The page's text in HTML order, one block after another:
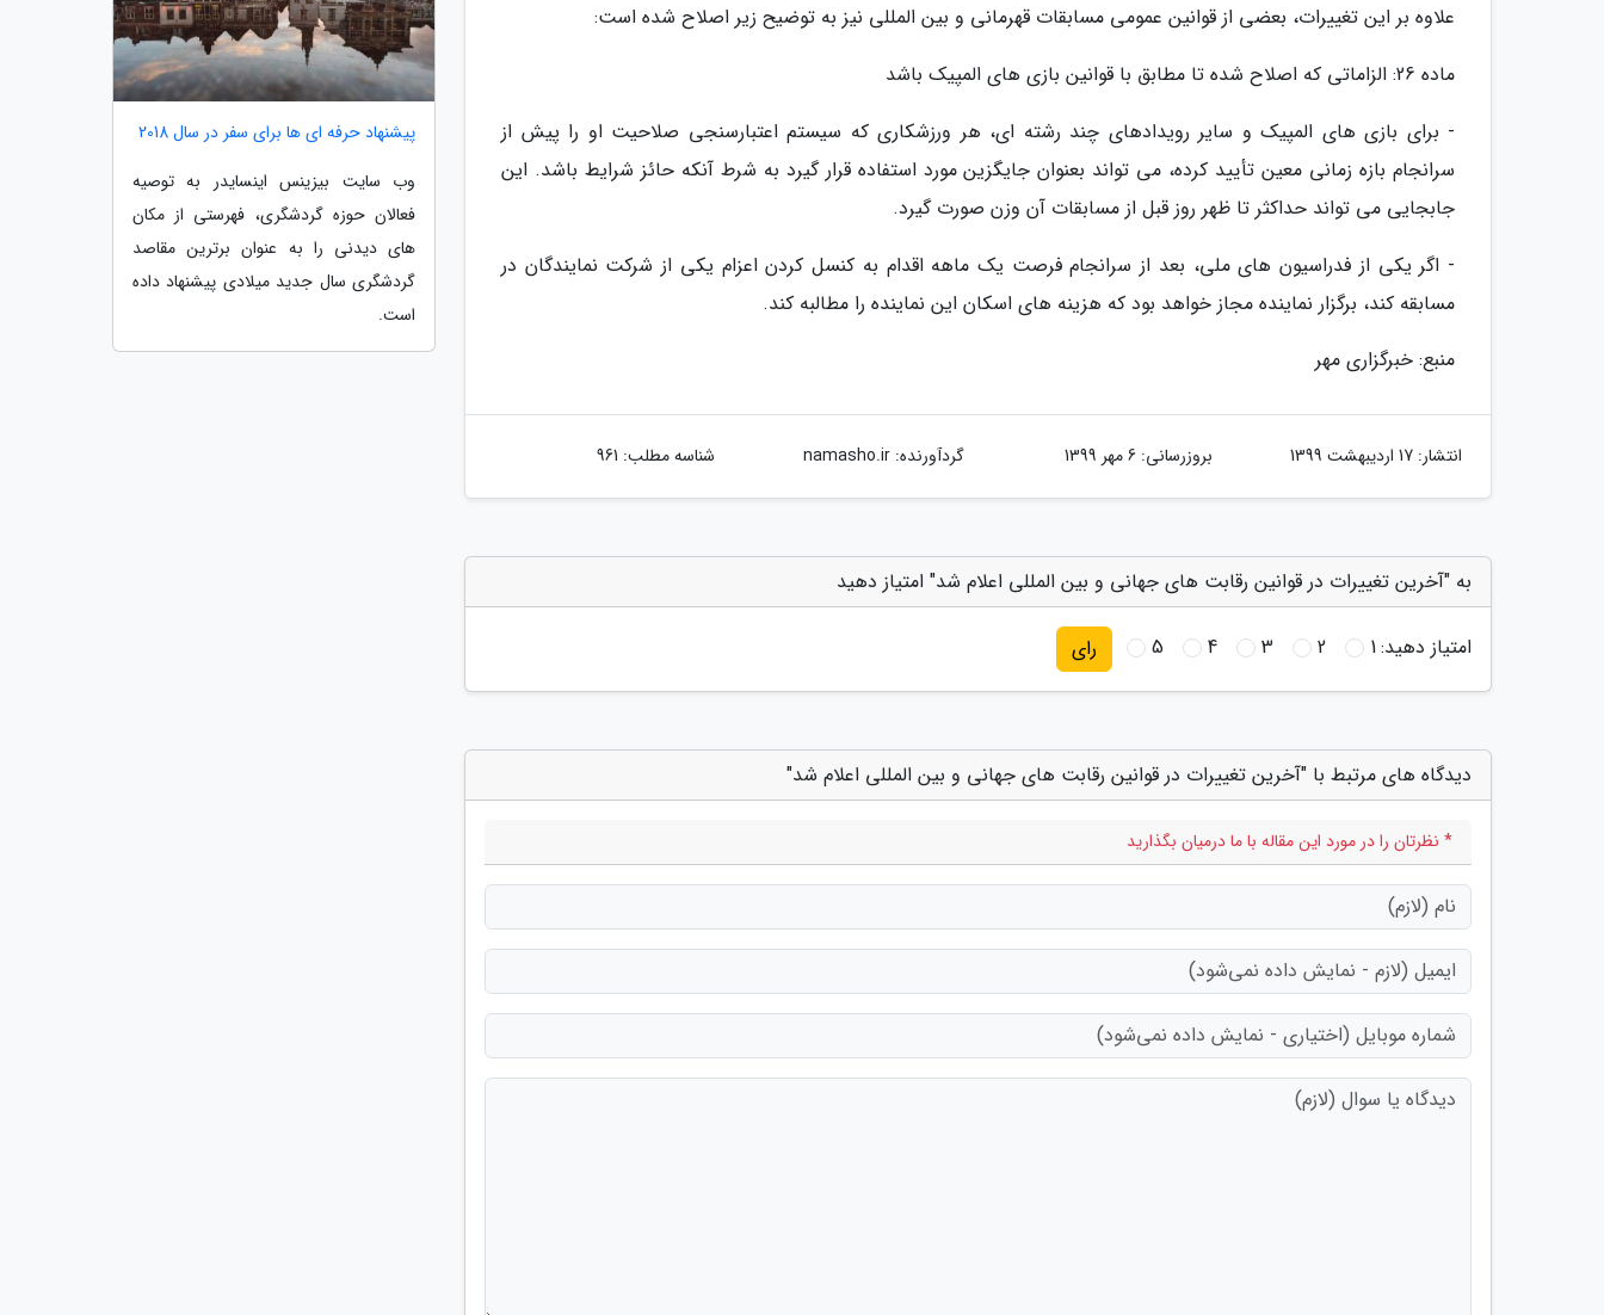
علاوه بر این تغییرات، بعضی از قوانین عمومی مسابقات قهرمانی و بین المللی نیز به توضیح زیر اصلاح شده است:
ماده 26: الزاماتی که اصلاح شده تا مطابق با قوانین بازی های المپیک باشد
- برای بازی های المپیک و سایر رویدادهای چند رشته ای، هر ورزشکاری که سیستم اعتبارسنجی صلاحیت او را پیش از
سرانجام بازه زمانی معین تأیید کرده، می تواند بعنوان جایگزین مورد استفاده قرار گیرد به شرط آنکه حائز شرایط باشد. این
جابجایی می تواند حداکثر تا ظهر روز قبل از مسابقات آن وزن صورت گیرد.
- اگر یکی از فدراسیون های ملی، بعد از سرانجام فرصت یک ماهه اقدام به کنسل کردن اعزام یکی از شرکت نمایندگان در
مسابقه کند، برگزار نماینده مجاز خواهد بود که هزینه های اسکان این نماینده را مطالبه کند.
منبع: خبرگزاری مهر
انتشار: 17 اردیبهشت 1399 بروزرسانی: 6 مهر 1399 گردآورنده:namasho.ir شناسه مطلب: 961
به "آخرین تغییرات در قوانین رقابت های جهانی و بین المللی اعلام شد" امتیاز دهید
امتیاز دهید:1
2
3
4
5 رای
دیدگاه های مرتبط با "آخرین تغییرات در قوانین رقابت های جهانی و بین المللی اعلام شد"
* نظرتان را در مورد این مقاله با ما درمیان بگذارید
پیشنهاد حرفه ای ها برای سفر در سال 2018
وب سایت بیزینس اینسایدر به توصیه
فعالان حوزه گردشگری، فهرستی از مکان
های دیدنی را به عنوان برترین مقاصد
گردشگری سال جدید میلادی پیشنهاد داده
است.